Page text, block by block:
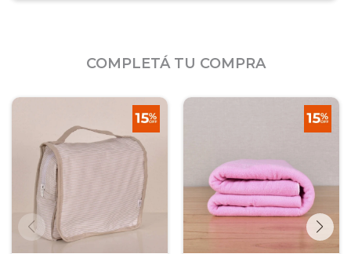
COMPLETÁ TU COMPRA